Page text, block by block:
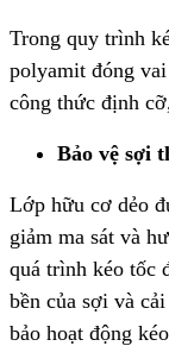
Trong quy trình
polyamit đóng
công thức định
Bảo vệ sợi
Lớp hữu cơ dẻo
giảm ma sát và
quá trình kéo tốc
bền của sợi và
bảo hoạt động